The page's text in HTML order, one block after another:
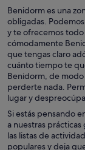
Benidorm es una
obligadas.
y te ofrecemos
cómodamente
que tengas claro
cuánto tiempo te
Benidorm, de modo
perderte nada.
lugar y
Si estás pensando
a nuestras
las listas de
populares y deja